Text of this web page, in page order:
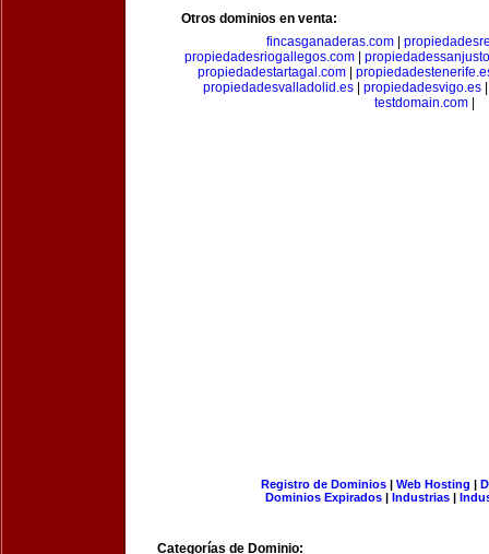
Otros dominios en venta:
fincasganaderas.com|
propiedadesriogallegos.com|
propiedadestartagal.com|
propiedadesvalladolid.es
propiedadesvigo.es
testdomain.com
Registro de Dominios| Web Hosting |
Dominios Expirados | Industrias |
Categorías de Dominio: